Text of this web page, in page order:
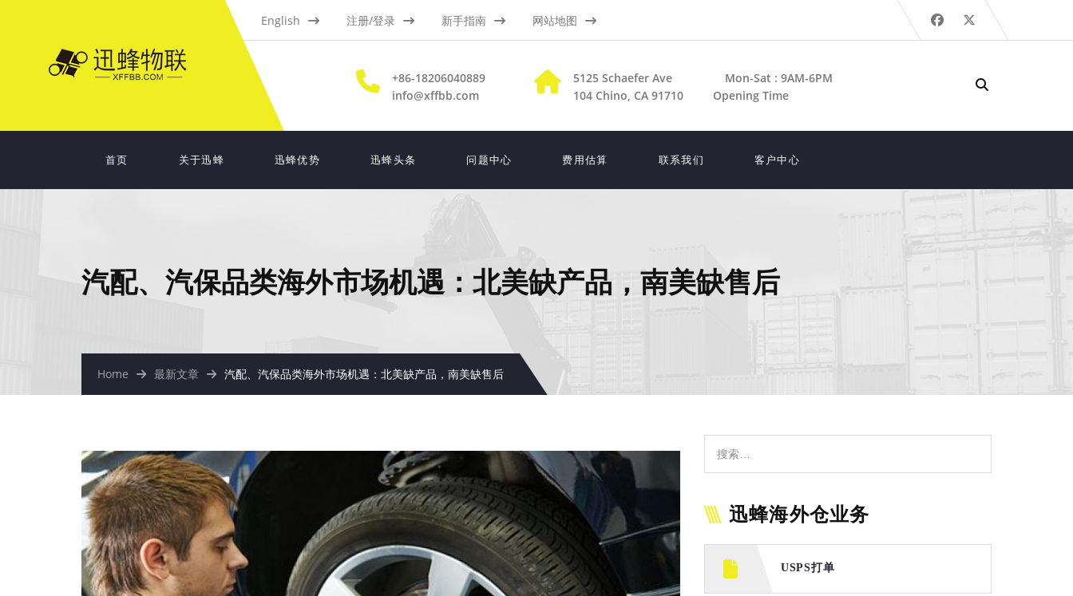
English 注册/登录 新手指南 网站地图
+86-18206040889
info@xffbb.com
5125 Schaefer Ave
104 Chino, CA 91710
Mon-Sat : 9AM-6PM
Opening Time
首页 关于迅蜂 迅蜂优势 迅蜂头条 问题中心 费用估算 联系我们 客户中心
汽配、汽保品类海外市场机遇：北美缺产品，南美缺售后
Home 最新文章 汽配、汽保品类海外市场机遇：北美缺产品，南美缺售后
迅蜂海外仓业务
USPS打单